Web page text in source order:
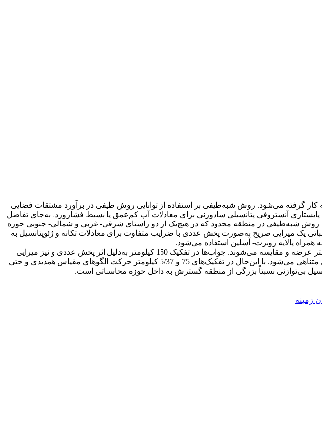
گرفته می‌شود. روش شبه‌طیفی بر استفاده از توانایی روش طیفی در برآورد مشتقات فضایی
آنستروفی پتانسیلی سادورنی برای معادلات آب کم‌عمق یا بسیط فشارورد، به‌جای تفاضل
روش شبه‌طیفی در منطقه محدود که در هیچ‌یک از دو راستای شرقی- غربی و شمالی- جنوبی حوزه
یک میرایی صریح به‌صورت پخش عددی با ضرایب متفاوت برای معادلات تکانه و ژئوپتانسیل به
پالایه روبرت- آسلین استفاده می‌شود.
نتایج برای یک مورد پیش‌بینی 48 ساعته با استفاده از روش طیفی در تفکیک‌های فضایی 150، 75 و 5/37 کیلومتر عرضه و مقایسه می‌شوند. جواب‌ها در تفکیک 150 کیلومتر به‌دلیل اثر پخش عددی و نیز میرایی
خود میدان زمینه بسیار هموارند و این میرایی زیاد باعث جدایی جواب‌ها از جواب‌های متناظر الگوریتم تفاضل متناهی می‌شود. با این‌حال در تفکیک‌های 75 و 5/37 کیلومتر حرکت الگوهای مقیاس همدیدی و حتی
بی‌توازنی نسبتاً بزرگی از منطقه گسترش به داخل حوزه محاسباتی است.
زمینه